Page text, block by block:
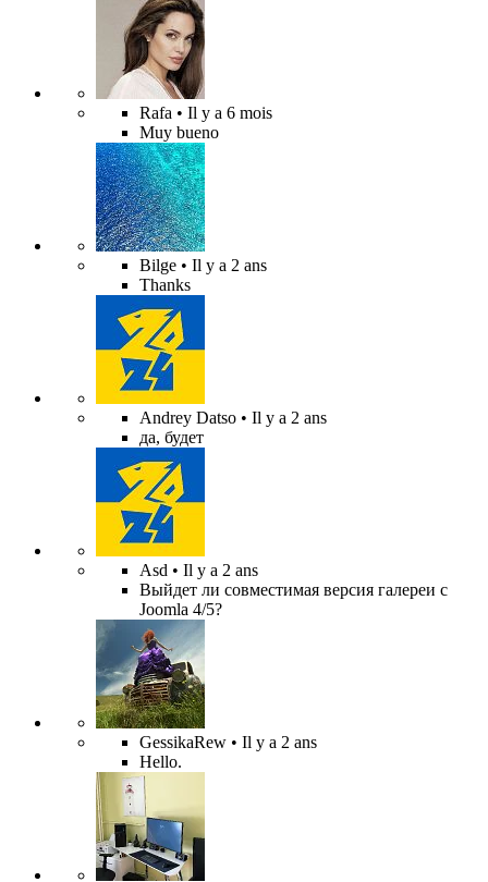
Rafa • Il y a 6 mois
Muy bueno
Bilge • Il y a 2 ans
Thanks
Andrey Datso • Il y a 2 ans
да, будет
Asd • Il y a 2 ans
Выйдет ли совместимая версия галереи с
Joomla 4/5?
GessikaRew • Il y a 2 ans
Hello.